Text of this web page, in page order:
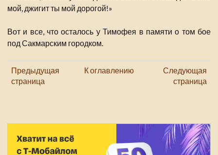
мой, джигит ты мой дорогой!»
Вот и все, что осталось у Тимофея в памяти о том бое
под Сакмарским городком.
Предыдущая
страница
К оглавлению
Следующая
страница